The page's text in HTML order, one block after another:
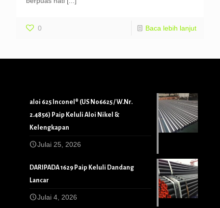
0 Baca lebih lanjut
aloi 625 Inconel® (US N06625 / W.Nr.
2.4856) Paip Keluli Aloi Nikel &
Kelengkapan
Julai 25, 2026
DARIPADA 1629 Paip Keluli Dandang
Lancar
Julai 4, 2026